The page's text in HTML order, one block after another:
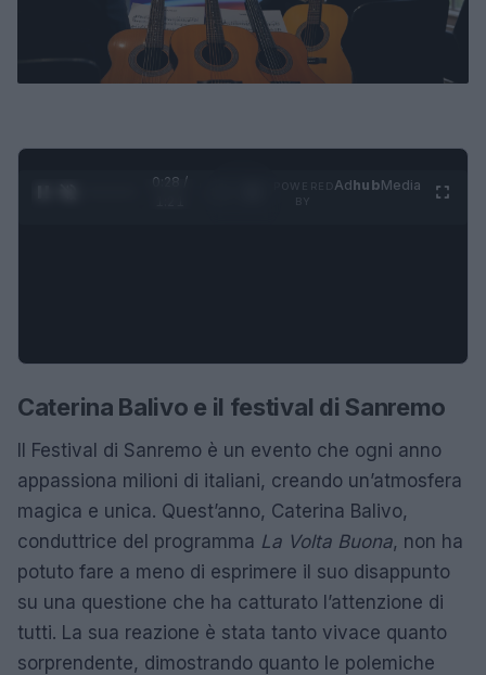
0:28 /
AdhubMedia
Caterina Balivo e il festival di Sanremo
Il Festival di Sanremo è un evento che ogni anno
appassiona milioni di italiani, creando un’atmosfera
magica e unica. Quest’anno, Caterina Balivo,
conduttrice del programma La Volta Buona, non ha
potuto fare a meno di esprimere il suo disappunto
su una questione che ha catturato l’attenzione di
tutti. La sua reazione è stata tanto vivace quanto
sorprendente, dimostrando quanto le polemiche